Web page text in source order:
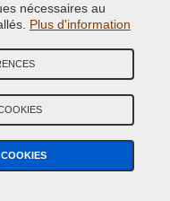
en pot, complet
en pot de 100 ml
nécessaires au
Plus d'information